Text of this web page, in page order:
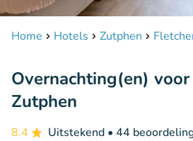
Home Hotels Zutphen
Overnachting(en)
Zutphen
8.4 Uitstekend • 44